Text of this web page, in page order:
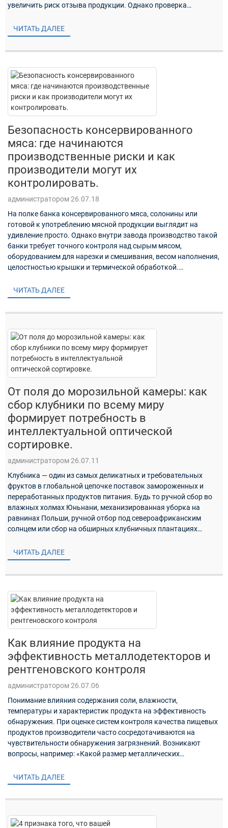
увеличить риск отзыва продукции. Однако проверка
сложную задачу…
ЧИТАТЬ ДАЛЕЕ
Безопасность консервированного
мяса: где начинаются
производственные риски и как
производители могут их
контролировать.
администратором 26.07.18
На полке банка консервированного мяса, солонины или
готовой к употреблению мясной продукции выглядит на
удивление просто. Однако внутри завода производство такой
банки требует точного контроля над сырым мясом,
оборудованием для нарезки и смешивания, весом наполнения,
целостностью крышки и термической обработкой.
ЧИТАТЬ ДАЛЕЕ
От поля до морозильной камеры: как
сбор клубники по всему миру
формирует потребность в
интеллектуальной оптической
сортировке.
администратором 26.07.11
Клубника — один из самых деликатных и требовательных
фруктов в глобальной цепочке поставок замороженных и
переработанных продуктов питания. Будь то ручной сбор во
влажных холмах Юньнани, механизированная уборка на
равнинах Польши, ручной отбор под североафриканским
солнцем или сбор на обширных клубничных плантациях…
ЧИТАТЬ ДАЛЕЕ
Как влияние продукта на
эффективность металлодетекторов и
рентгеновского контроля
администратором 26.07.06
Понимание влияния содержания соли, влажности,
температуры и характеристик продукта на эффективность
обнаружения. При оценке систем контроля качества пищевых
продуктов производители часто сосредотачиваются на
чувствительности обнаружения загрязнений. Возникают
вопросы, например: «Какой размер металлических
ЧИТАТЬ ДАЛЕЕ